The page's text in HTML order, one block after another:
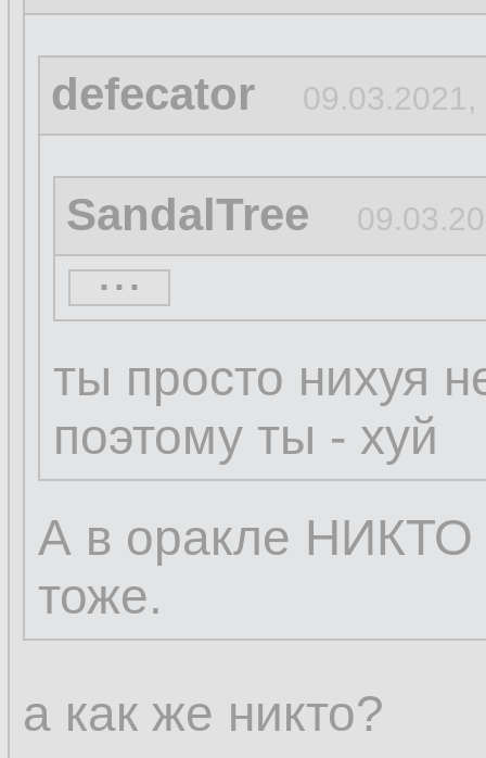
defecator 09.03.2021,
SandalTree
......
ты просто нихуя
поэтому ты - хуй
А в оракле НИКТО
тоже.
а как же никто?